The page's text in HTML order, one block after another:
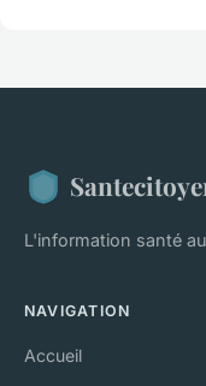
L'information santé
NAVIGATION
Accueil